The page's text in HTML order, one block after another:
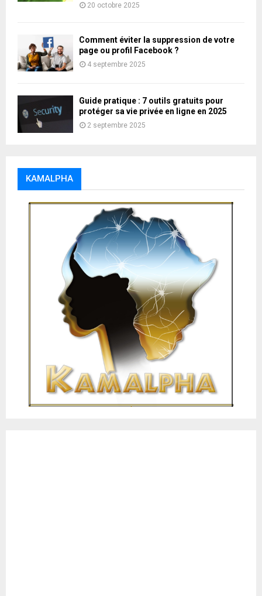
20 octobre 2025
Comment éviter la suppression de votre
page ou profil Facebook ?
4 septembre 2025
Guide pratique : 7 outils gratuits pour
protéger sa vie privée en ligne en 2025
2 septembre 2025
KAMALPHA